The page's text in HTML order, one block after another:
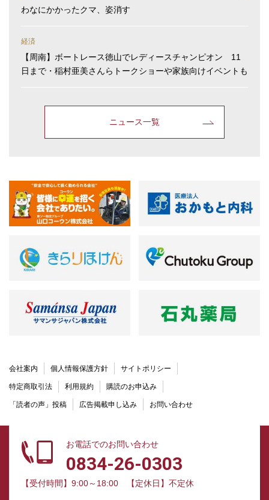
わなにかかったクマ、姿消す
経済
【周南】ボートレース徳山でレディースチャンピオン 11
日まで・稲村亜美さんらトークショーや家族向けイベントも
ニュース一覧
会社案内 個人情報保護方針 サイトポリシー
特定商取引法 利用規約 購読のお申込み
「読者の声」投稿 広告掲載申し込み お問い合わせ
お電話でのお問い合わせ
0834-26-0303
【受付時間】9:00～18:00 【定休日】不定休